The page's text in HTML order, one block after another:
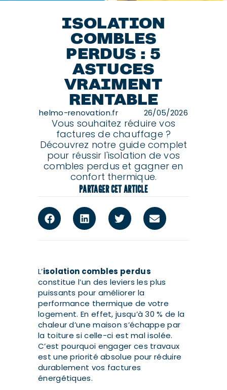
ISOLATION
COMBLES
PERDUS : 5
ASTUCES
VRAIMENT
RENTABLE
helmo-renovation.fr 26/05/2026
Vous souhaitez réduire vos
factures de chauffage ?
Découvrez notre guide complet
pour réussir l'isolation de vos
combles perdus et gagner en
confort thermique.
PARTAGER CET ARTICLE
L’isolation combles perdus
constitue l’un des leviers les plus
puissants pour améliorer la
performance thermique de votre
logement. En effet, jusqu’à 30 % de la
chaleur d’une maison s’échappe par
la toiture si celle-ci est mal isolée.
C’est pourquoi engager ces travaux
est une priorité absolue pour réduire
durablement vos factures
énergétiques.